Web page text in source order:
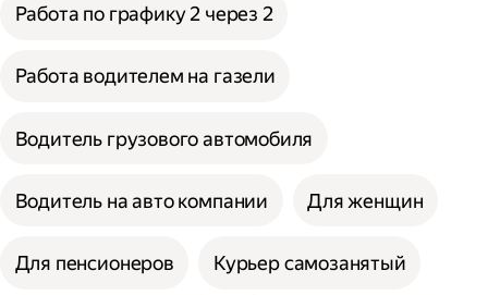
Работа по графику 2 через 2
Работа водителем на газели
Водитель грузового автомобиля
Водитель на авто компании Для женщин
Для пенсионеров Курьер самозанятый